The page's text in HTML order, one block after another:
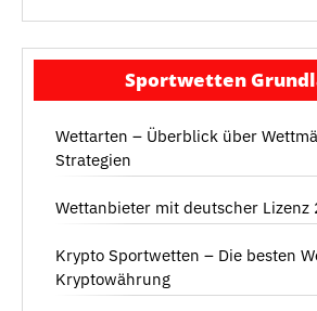
Sportwetten
Wettarten – Überblick über
Strategien
Wettanbieter mit deutscher Lizenz
Krypto Sportwetten – Die besten
Kryptowährung